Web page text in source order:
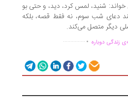
شنید، لمس کرد، دید، و حتی بو
شب سوم، نه فقط قصه، بلکه
متصل می‌کند.
................دوباره